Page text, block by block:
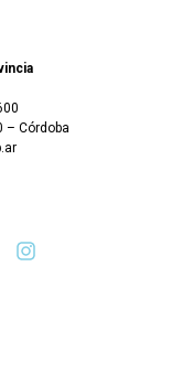
– Córdoba